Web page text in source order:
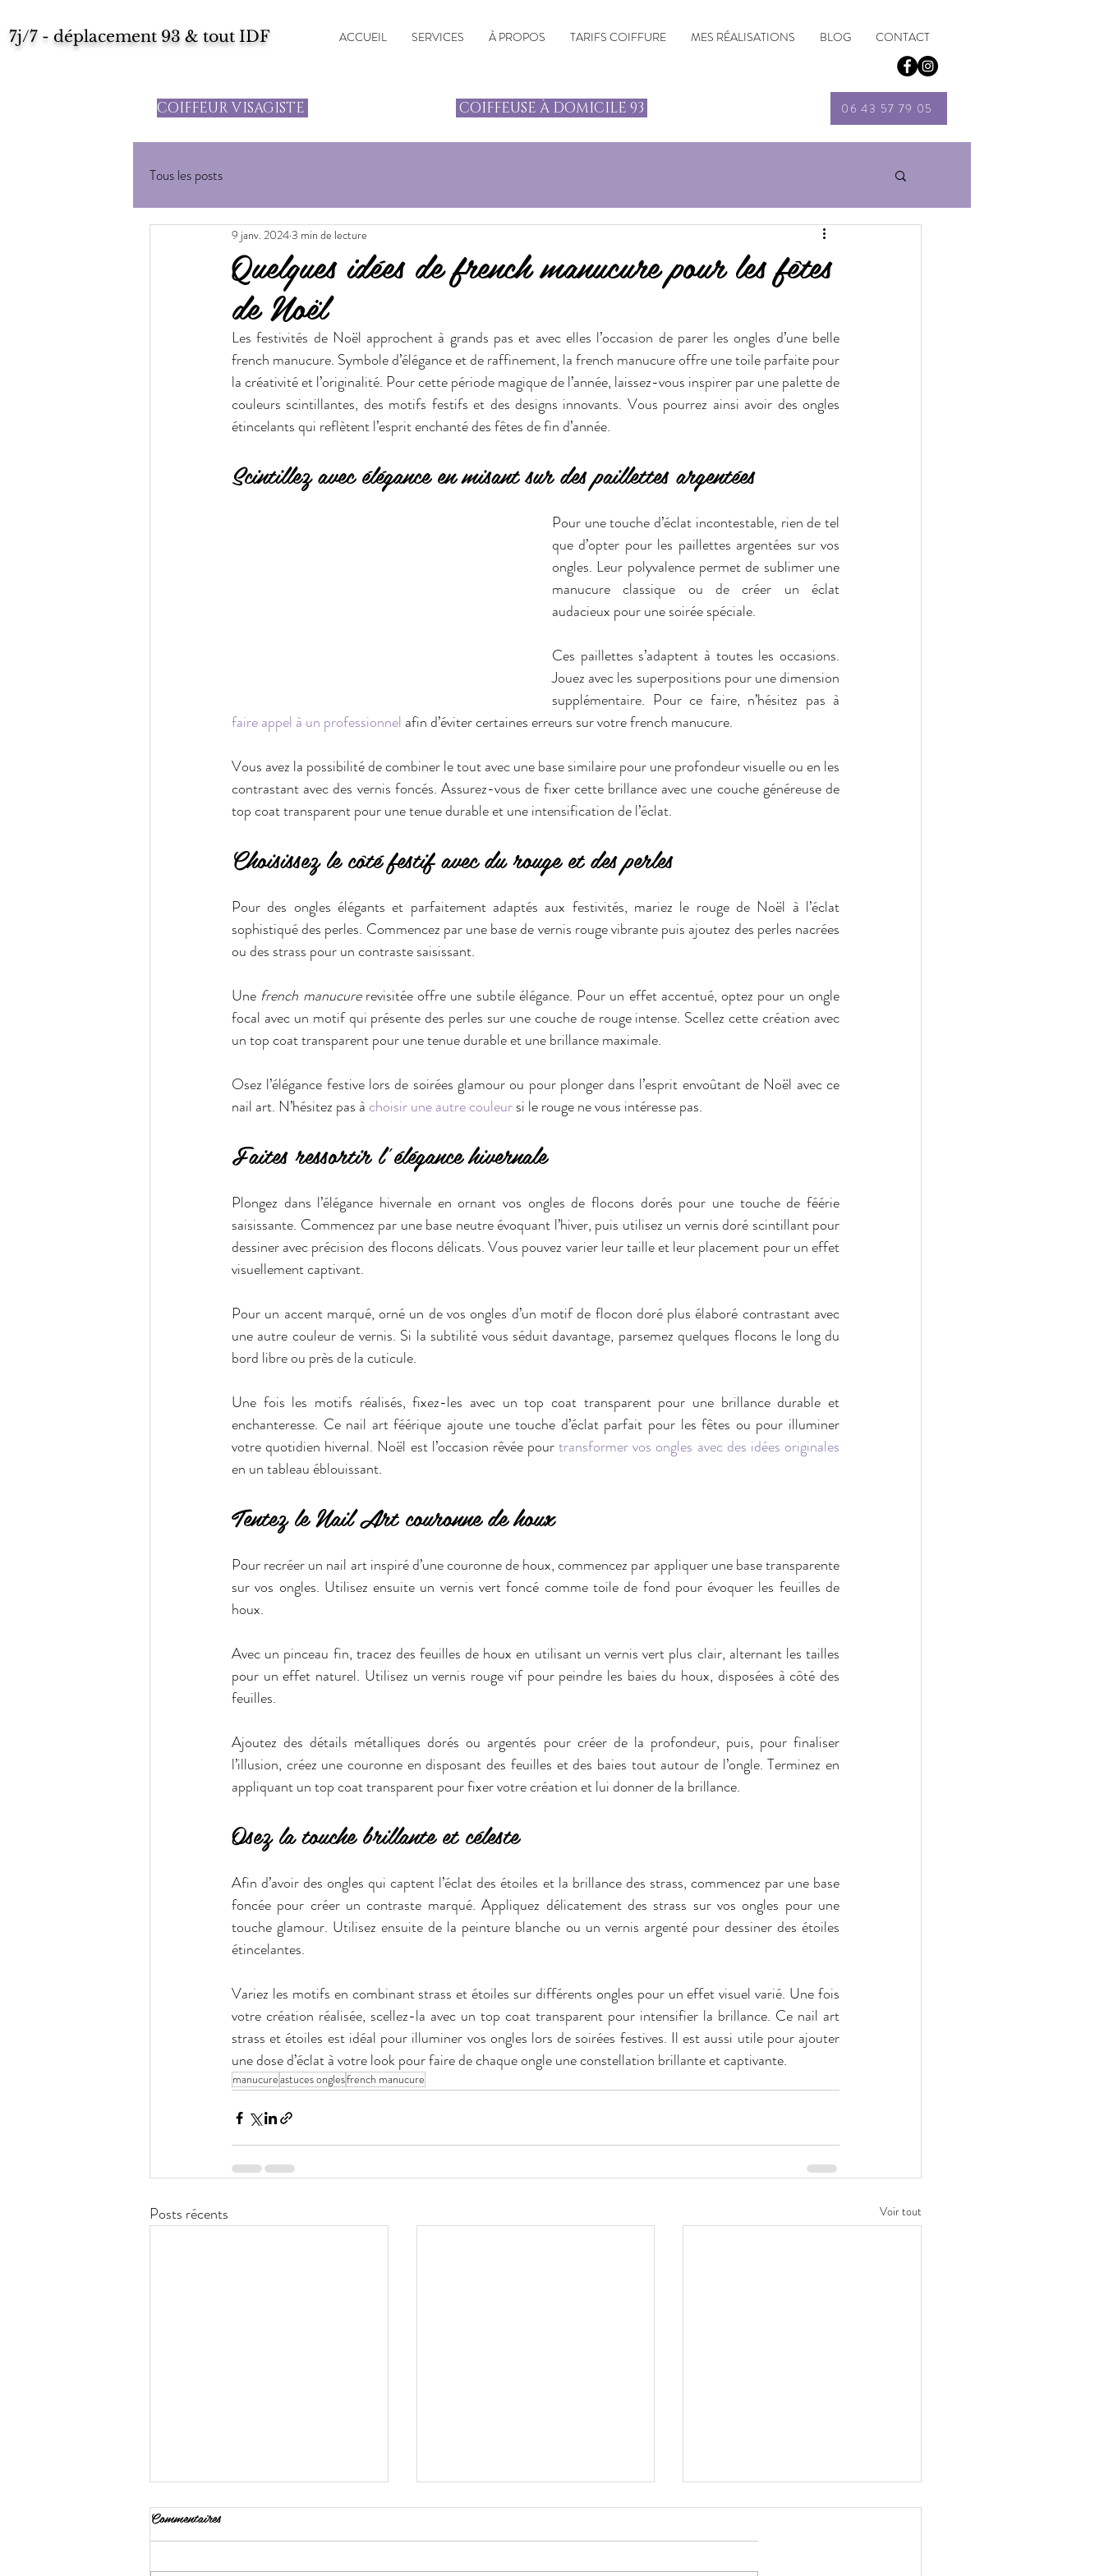
7j/7 - déplacement 93 & tout IDF ACCUEIL SERVICES À PROPOS TARIFS COIFFURE MES RÉALISATIONS BLOG CONTACT
COIFFEUR VISAGISTE COIFFEUSE À DOMICILE 93 06 43 57 79 05
Tous les posts
Quelques idées de french manucure pour les fêtes
de Noël
9 janv. 20243 min de lecture
Les festivités de Noël approchent à grands pas et avec elles l’occasion de parer les ongles d’une belle
french manucure. Symbole d’élégance et de raffinement, la french manucure offre une toile parfaite pour
la créativité et l’originalité. Pour cette période magique de l’année, laissez-vous inspirer par une palette de
couleurs scintillantes, des motifs festifs et des designs innovants. Vous pourrez ainsi avoir des ongles
étincelants qui reflètent l’esprit enchanté des fêtes de fin d’année.
Scintillez avec élégance en misant sur des paillettes argentées
Pour une touche d’éclat incontestable, rien de tel
que d’opter pour les paillettes argentées sur vos
ongles. Leur polyvalence permet de sublimer une
manucure classique ou de créer un éclat
audacieux pour une soirée spéciale.
Ces paillettes s’adaptent à toutes les occasions.
Jouez avec les superpositions pour une dimension
faire appel à un professionnel afin d’éviter certaines erreurs sur votre french manucure.
Vous avez la possibilité de combiner le tout avec une base similaire pour une profondeur visuelle ou en les
contrastant avec des vernis foncés. Assurez-vous de fixer cette brillance avec une couche généreuse de
top coat transparent pour une tenue durable et une intensification de l’éclat.
Choisissez le côté festif avec du rouge et des perles
Pour des ongles élégants et parfaitement adaptés aux festivités, mariez le rouge de Noël à l’éclat
sophistiqué des perles. Commencez par une base de vernis rouge vibrante puis ajoutez des perles nacrées
ou des strass pour un contraste saisissant.
Une french manucure revisitée offre une subtile élégance. Pour un effet accentué, optez pour un ongle
focal avec un motif qui présente des perles sur une couche de rouge intense. Scellez cette création avec
un top coat transparent pour une tenue durable et une brillance maximale.
Osez l’élégance festive lors de soirées glamour ou pour plonger dans l’esprit envoûtant de Noël avec ce
nail art. N’hésitez pas à choisir une autre couleur si le rouge ne vous intéresse pas.
Faites ressortir l’élégance hivernale
Plongez dans l’élégance hivernale en ornant vos ongles de flocons dorés pour une touche de féérie
saisissante. Commencez par une base neutre évoquant l’hiver, puis utilisez un vernis doré scintillant pour
dessiner avec précision des flocons délicats. Vous pouvez varier leur taille et leur placement pour un effet
visuellement captivant.
Pour un accent marqué, orné un de vos ongles d’un motif de flocon doré plus élaboré contrastant avec
une autre couleur de vernis. Si la subtilité vous séduit davantage, parsemez quelques flocons le long du
bord libre ou près de la cuticule.
Une fois les motifs réalisés, fixez-les avec un top coat transparent pour une brillance durable et
enchanteresse. Ce nail art féérique ajoute une touche d’éclat parfait pour les fêtes ou pour illuminer
votre quotidien hivernal. Noël est l’occasion rêvée pour
en un tableau éblouissant.
Tentez le Nail Art couronne de houx
Pour recréer un nail art inspiré d’une couronne de houx, commencez par appliquer une base transparente
sur vos ongles. Utilisez ensuite un vernis vert foncé comme toile de fond pour évoquer les feuilles de
houx.
Avec un pinceau fin, tracez des feuilles de houx en utilisant un vernis vert plus clair, alternant les tailles
pour un effet naturel. Utilisez un vernis rouge vif pour peindre les baies du houx, disposées à côté des
feuilles.
Ajoutez des détails métalliques dorés ou argentés pour créer de la profondeur, puis, pour finaliser
l’illusion, créez une couronne en disposant des feuilles et des baies tout autour de l’ongle. Terminez en
appliquant un top coat transparent pour fixer votre création et lui donner de la brillance.
Osez la touche brillante et céleste
Afin d’avoir des ongles qui captent l’éclat des étoiles et la brillance des strass, commencez par une base
foncée pour créer un contraste marqué. Appliquez délicatement des strass sur vos ongles pour une
touche glamour. Utilisez ensuite de la peinture blanche ou un vernis argenté pour dessiner des étoiles
étincelantes.
Variez les motifs en combinant strass et étoiles sur différents ongles pour un effet visuel varié. Une fois
votre création réalisée, scellez-la avec un top coat transparent pour intensifier la brillance. Ce nail art
strass et étoiles est idéal pour illuminer vos ongles lors de soirées festives. Il est aussi utile pour ajouter
une dose d’éclat à votre look pour faire de chaque ongle une constellation brillante et captivante.
manucureastuces onglesfrench manucure
Posts récents Voir tout
Commentaires